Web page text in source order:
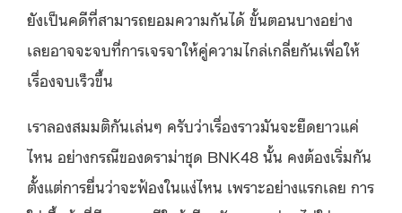
ยังเป็นคดีที่สามารถยอมความกันได้ ขั้นตอนบางอย่าง
เลยอาจจะจบที่การเจรจาให้คู่ความไกล่เกลี่ยกันเพื่อให้
เรื่องจบเร็วขึ้น
เราลองสมมติกันเล่นๆ ครับว่าเรื่องราวมันจะยืดยาวแค่
ไหน อย่างกรณีของดราม่าชุด BNK48 นั้น คงต้องเริ่มกัน
ตั้งแต่การยื่นว่าจะฟ้องในแง่ไหน เพราะอย่างแรกเลย การ